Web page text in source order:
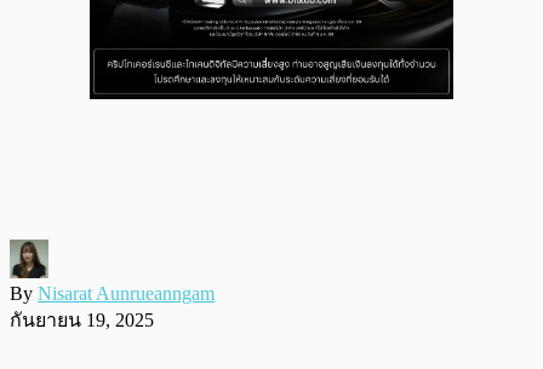
By Nisarat Aunrueanngam
กันยายน 19, 2025